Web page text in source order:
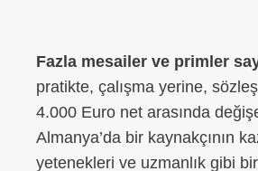
Fazla mesailer ve primler
pratikte, çalışma yerine,
4.000 Euro net arasında
Almanya’da bir kaynakçının
yetenekleri ve uzmanlık gibi